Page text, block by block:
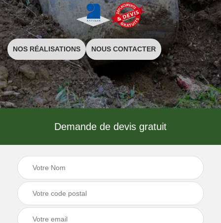
NOS RÉALISATIONS NOUS CONTACTER
Demande de devis gratuit